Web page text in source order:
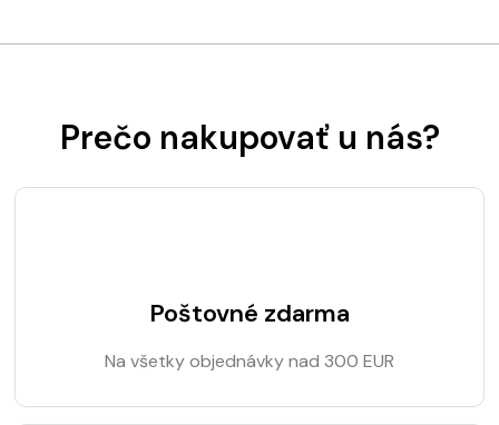
Prečo nakupovať u nás?
Poštovné zdarma
Na všetky objednávky nad 300 EUR